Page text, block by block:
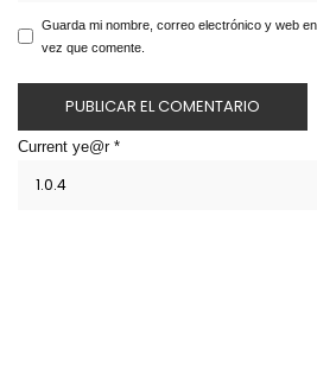
Guarda mi nombre, correo electrónico y web
vez que comente.
Current ye@r *